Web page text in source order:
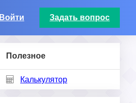
Войти Задать вопрос
Полезное
Калькулятор